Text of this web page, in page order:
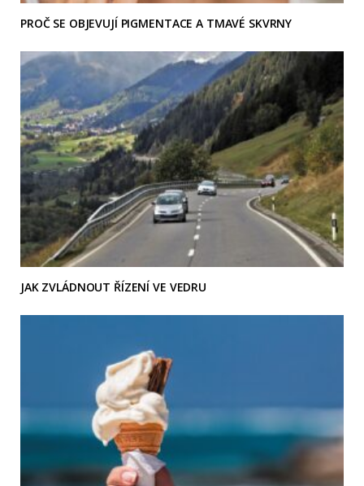
PROČ SE OBJEVUJÍ PIGMENTACE A TMAVÉ SKVRNY
JAK ZVLÁDNOUT ŘÍZENÍ VE VEDRU